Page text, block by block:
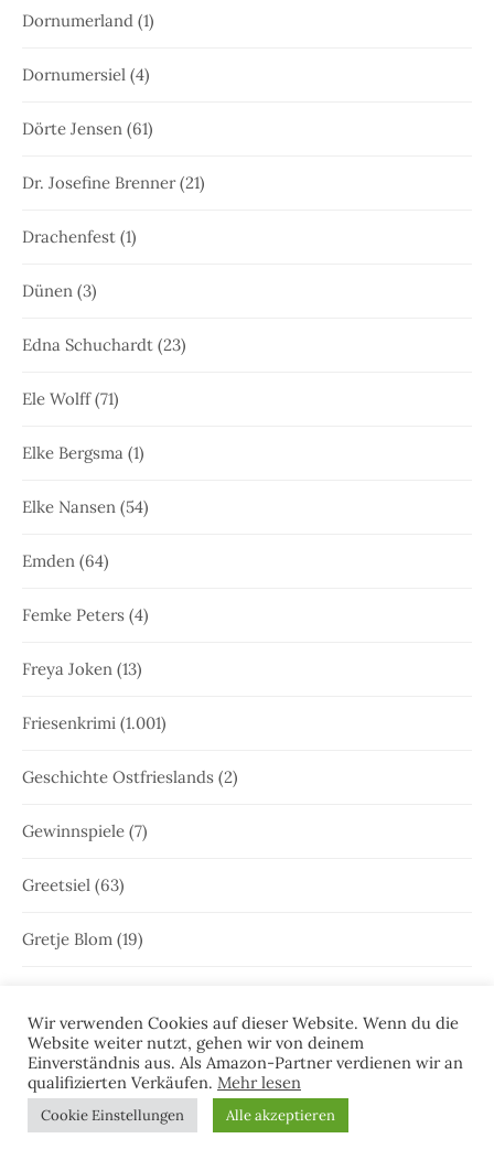
Dornumerland (1)
Dornumersiel (4)
Dörte Jensen (61)
Dr. Josefine Brenner(21)
Drachenfest (1)
Dünen (3)
Edna Schuchardt (23)
Ele Wolff(71)
Elke Bergsma (1)
Elke Nansen (54)
Emden (64)
Femke Peters (4)
Freya Joken (13)
Friesenkrimi (1.001)
Geschichte Ostfrieslands (2)
Gewinnspiele (7)
Greetsiel (63)
Gretje Blom (19)
Großfehn(1)
Gulfhaus(1)
Wir verwenden Cookies auf dieser Website. Wenn du die
Website weiter nutzt, gehen wir von deinem
Einverständnis aus. Als Amazon-Partner verdienen wir an
qualifizierten Verkäufen. Mehr lesen
Cookie Einstellungen Alle akzeptieren